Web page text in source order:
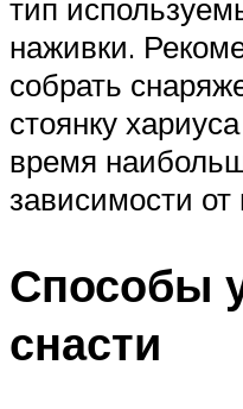
тип
наживки.
собрать
стоянку
время
зависимости от
Способы
снасти